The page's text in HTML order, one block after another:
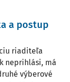
a postup
riaditeľa
neprihlási, má
výberové